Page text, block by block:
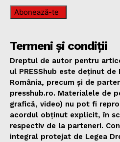
Abonează-te
Termeni și condiții
Dreptul de autor pentru
ul PRESShub este deținut de
România, precum și de
presshub.ro. Materialele de
grafică, video) nu pot fi
acordul obținut explicit, în
respectiv de la parteneri.
integral protejat de Legea